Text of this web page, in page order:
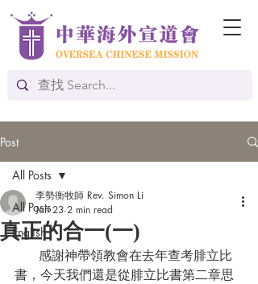
Post
All Posts
English
All Posts
真正的合一(一)
李勢衡牧師 Rev. Simon Li
Jan 23 2 min read
書，今天我們還是從腓立比書第二章思